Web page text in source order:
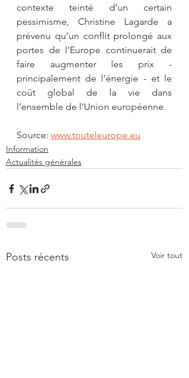
contexte teinté d’un certain
pessimisme, Christine Lagarde a
prévenu qu’un conflit prolongé aux
portes de l’Europe continuerait de
faire augmenter les prix -
principalement de l’énergie - et le
coût global de la vie dans
l’ensemble de l’Union européenne.
Source: www.touteleurope.eu
Information
Actualités générales
Posts récents Voir tout